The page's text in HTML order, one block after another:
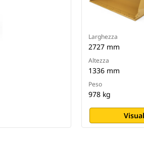
Larghezza
2727 mm
Altezza
1336 mm
Peso
978 kg